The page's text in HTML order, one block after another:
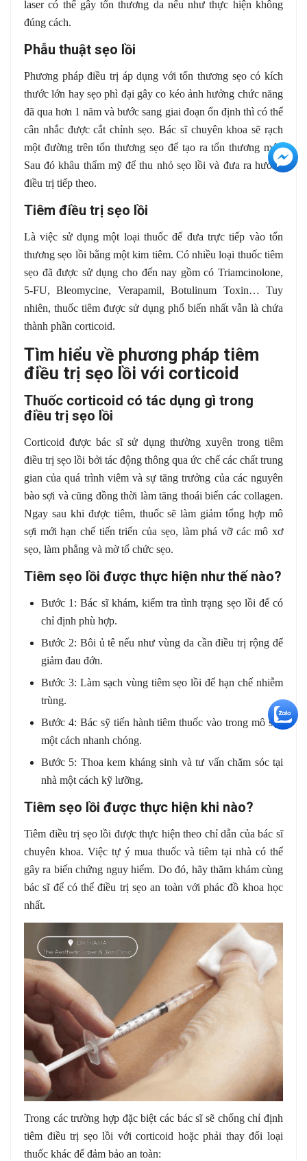
laser có thể gây tổn thương da nếu như thực hiện không
đúng cách.
Phẫu thuật sẹo lồi
Phương pháp điều trị áp dụng với tổn thương sẹo có kích
thước lớn hay sẹo phì đại gây co kéo ảnh hưởng chức năng
đã qua hơn 1 năm và bước sang giai đoạn ổn định thì có thể
cân nhắc được cắt chỉnh sẹo. Bác sĩ chuyên khoa sẽ rạch
một đường trên tổn thương sẹo để tạo ra tổn thương mới.
Sau đó khâu thẩm mỹ để thu nhỏ sẹo lồi và đưa ra hướng
điều trị tiếp theo.
Tiêm điều trị sẹo lồi
Là việc sử dụng một loại thuốc để đưa trực tiếp vào tổn
thương sẹo lồi bằng một kim tiêm. Có nhiều loại thuốc tiêm
sẹo đã được sử dụng cho đến nay gồm có Triamcinolone,
5-FU, Bleomycine, Verapamil, Botulinum Toxin… Tuy
nhiên, thuốc tiêm được sử dụng phổ biến nhất vẫn là chứa
thành phần corticoid.
Tìm hiểu về phương pháp tiêm
điều trị sẹo lồi với corticoid
Thuốc corticoid có tác dụng gì trong
điều trị sẹo lồi
Corticoid được bác sĩ sử dụng thường xuyên trong tiêm
điều trị sẹo lồi bởi tác động thông qua ức chế các chất trung
gian của quá trình viêm và sự tăng trưởng của các nguyên
bào sợi và cũng đồng thời làm tăng thoái biến các collagen.
Ngay sau khi được tiêm, thuốc sẽ làm giảm tổng hợp mô
sợi mới hạn chế tiến triển của sẹo, làm phá vỡ các mô xơ
sẹo, làm phẳng và mờ tổ chức sẹo.
Tiêm sẹo lồi được thực hiện như thế nào?
Bước 1: Bác sĩ khám, kiểm tra tình trạng sẹo lồi để có
chỉ định phù hợp.
Bước 2: Bôi ủ tê nếu như vùng da cần điều trị rộng để
giảm đau đớn.
Bước 3: Làm sạch vùng tiêm sẹo lồi để hạn chế nhiễm
trùng.
Bước 4: Bác sỹ tiến hành tiêm thuốc vào trong mô sẹo
một cách nhanh chóng.
Bước 5: Thoa kem kháng sinh và tư vấn chăm sóc tại
nhà một cách kỹ lưỡng.
Tiêm sẹo lồi được thực hiện khi nào?
Tiêm điều trị sẹo lồi được thực hiện theo chỉ dẫn của bác sĩ
chuyên khoa. Việc tự ý mua thuốc và tiêm tại nhà có thể
gây ra biến chứng nguy hiểm. Do đó, hãy thăm khám cùng
bác sĩ để có thể điều trị sẹo an toàn với phác đồ khoa học
nhất.
Trong các trường hợp đặc biệt các bác sĩ sẽ chống chỉ định
tiêm điều trị sẹo lồi với corticoid hoặc phải thay đổi loại
thuốc khác để đảm bảo an toàn:
+3
+5